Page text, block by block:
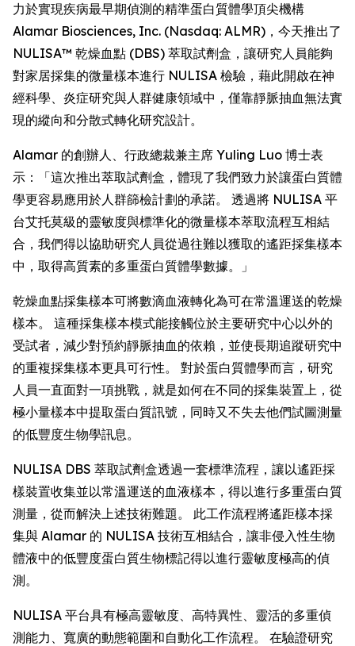
力於實現疾病最早期偵測的精準蛋白質體學頂尖機構
Alamar Biosciences, Inc. (Nasdaq: ALMR)，今天推出了
NULISA™ 乾燥血點 (DBS) 萃取試劑盒，讓研究人員能夠
對家居採集的微量樣本進行 NULISA 檢驗，藉此開啟在神
經科學、炎症研究與人群健康領域中，僅靠靜脈抽血無法實
現的縱向和分散式轉化研究設計。
Alamar 的創辦人、行政總裁兼主席 Yuling Luo 博士表
示：「這次推出萃取試劑盒，體現了我們致力於讓蛋白質體
學更容易應用於人群篩檢計劃的承諾。 透過將 NULISA 平
台艾托莫級的靈敏度與標準化的微量樣本萃取流程互相結
合，我們得以協助研究人員從過往難以獲取的遙距採集樣本
中，取得高質素的多重蛋白質體學數據。」
乾燥血點採集樣本可將數滴血液轉化為可在常溫運送的乾燥
樣本。 這種採集樣本模式能接觸位於主要研究中心以外的
受試者，減少對預約靜脈抽血的依賴，並使長期追蹤研究中
的重複採集樣本更具可行性。 對於蛋白質體學而言，研究
人員一直面對一項挑戰，就是如何在不同的採集裝置上，從
極小量樣本中提取蛋白質訊號，同時又不失去他們試圖測量
的低豐度生物學訊息。
NULISA DBS 萃取試劑盒透過一套標準流程，讓以遙距採
樣裝置收集並以常溫運送的血液樣本，得以進行多重蛋白質
測量，從而解決上述技術難題。 此工作流程將遙距樣本採
集與 Alamar 的 NULISA 技術互相結合，讓非侵入性生物
體液中的低豐度蛋白質生物標記得以進行靈敏度極高的偵
測。
NULISA 平台具有極高靈敏度、高特異性、靈活的多重偵
測能力、寬廣的動態範圍和自動化工作流程。 在驗證研究